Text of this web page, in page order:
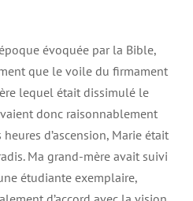
évoquée par la Bible,
que le voile du firmament
lequel était dissimulé le
donc raisonnablement
d’ascension, Marie était
Ma grand-mère avait suivi
étudiante exemplaire,